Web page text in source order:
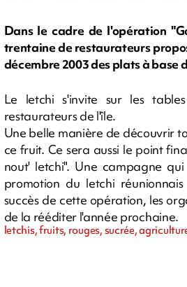
Dans le cadre de l'opération
trentaine de restaurateurs
décembre 2003 des plats à base
Le letchi s'invite sur les
restaurateurs de l'île.
Une belle manière de découvrir
ce fruit. Ce sera aussi le point
nout' letchi". Une campagne
promotion du letchi
succès de cette opération, les
de la rééditer l'année prochaine.
letchis, fruits, rouges, sucrée,